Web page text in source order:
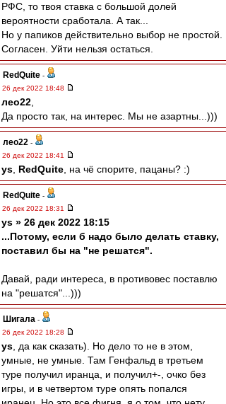
РФС, то твоя ставка с большой долей
вероятности сработала. А так...
Но у папиков действительно выбор не простой.
Согласен. Уйти нельзя остаться.
RedQuite -
26 дек 2022 18:48
лео22
Да просто так, на интерес. Мы не азартны...)))
лео22 -
26 дек 2022 18:41
ys RedQuite , на чё спорите, пацаны? :)
RedQuite -
26 дек 2022 18:31
ys » 26 дек 2022 18:15
...Потому, если б надо было делать ставку,
поставил бы на "не решатся".
Давай, ради интереса, в противовес поставлю
на "решатся"...)))
Шигала -
26 дек 2022 18:28
ys , да как сказать). Но дело то не в этом,
умные, не умные. Там Генфальд в третьем
туре получил иранца, и получил+-, очко без
игры, и в четвертом туре опять попался